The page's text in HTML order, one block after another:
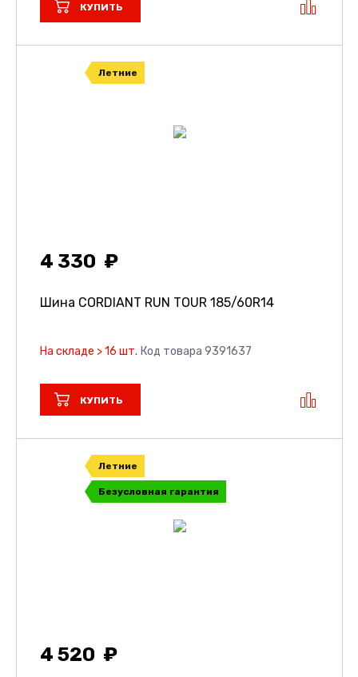
КУПИТЬ
Летние
4 330
Шина CORDIANT RUN TOUR 185/60R14
На складе > 16 шт. Код товара 9391637
КУПИТЬ
Летние
Безусловная гарантия
4 520